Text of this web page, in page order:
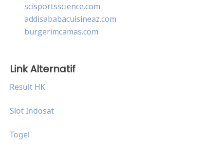
scisportsscience.com
addisababacuisineaz.com
burgerimcamas.com
Link Alternatif
Result HK
Slot Indosat
Togel